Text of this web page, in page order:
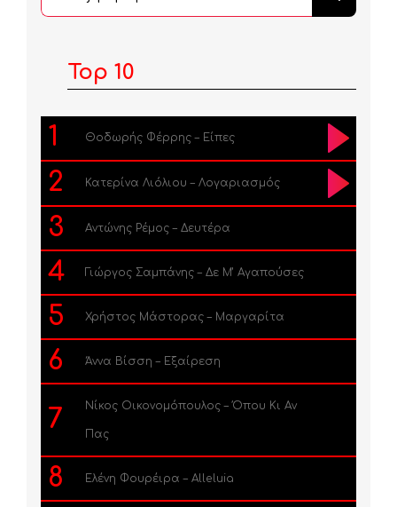
...
Top 10
1 Θοδωρής Φέρρης – Είπες
2 Κατερίνα Λιόλιου – Λογαριασμός
3 Αντώνης Ρέμος – Δευτέρα
4 Γιώργος Σαμπάνης – Δε Μ’ Αγαπούσες
5 Χρήστος Μάστορας – Μαργαρίτα
6 Άννα Βίσση – Εξαίρεση
7 Νίκος Οικονομόπουλος – Όπου Κι Αν
Πας
8 Ελένη Φουρέιρα – Alleluia